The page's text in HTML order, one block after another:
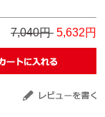
7,040円 5,632円